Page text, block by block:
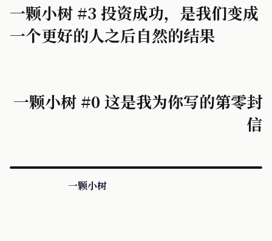
一颗小树 #3 投资成功，是我们变成
一个更好的人之后自然的结果
一颗小树 #0 这是我为你写的第零封
信
一颗小树